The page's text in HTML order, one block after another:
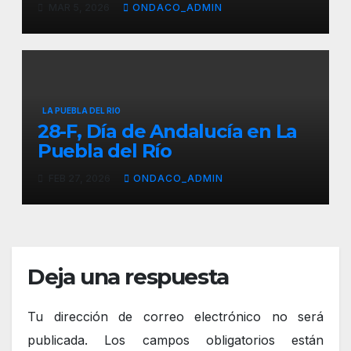
ONDACO_ADMIN
LA PUEBLA DEL RIO
28-F, Día de Andalucía en La
Puebla del Río
ONDACO_ADMIN
Deja una respuesta
Tu dirección de correo electrónico no será
publicada.
Los campos obligatorios están